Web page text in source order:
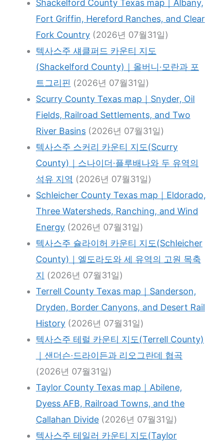
Shackelford County Texas map｜Albany,
Fort Griffin, Hereford Ranches, and Clear
Fork Country (2026년 07월31일)
텍사스주 섀클퍼드 카운티 지도
(Shackelford County)｜올버니·모란과 포
트그리핀 (2026년 07월31일)
Scurry County Texas map｜Snyder, Oil
Fields, Railroad Settlements, and Two
River Basins (2026년 07월31일)
텍사스주 스커리 카운티 지도(Scurry
County)｜스나이더·플루배나와 두 유역의
석유 지역 (2026년 07월31일)
Schleicher County Texas map｜Eldorado,
Three Watersheds, Ranching, and Wind
Energy (2026년 07월31일)
텍사스주 슐라이허 카운티 지도(Schleicher
County)｜엘도라도와 세 유역의 고원 목축
지 (2026년 07월31일)
Terrell County Texas map｜Sanderson,
Dryden, Border Canyons, and Desert Rail
History (2026년 07월31일)
텍사스주 테럴 카운티 지도(Terrell County)
｜샌더슨·드라이든과 리오그란데 협곡
(2026년 07월31일)
Taylor County Texas map｜Abilene,
Dyess AFB, Railroad Towns, and the
Callahan Divide (2026년 07월31일)
텍사스주 테일러 카운티 지도(Taylor